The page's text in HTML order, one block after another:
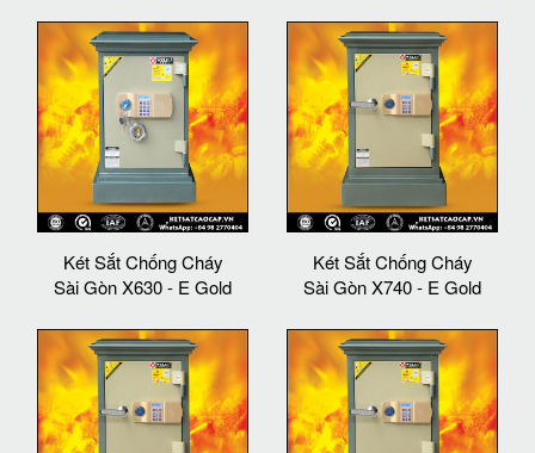
Két Sắt Chống Cháy
Sài Gòn X630 - E Gold
Két Sắt Chống Cháy
Sài Gòn X740 - E Gold